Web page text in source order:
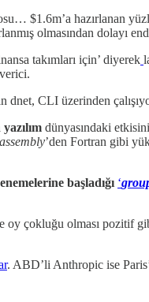
$1.6m’a hazırlanan
olmasından dolayı
takımları için’ diyerek
dnet, CLI üzerinden
yazılım dünyasındaki
assembly’den Fortran gibi
başladığı ‘
oy çokluğu olması pozitif
. ABD’li Anthropic ise